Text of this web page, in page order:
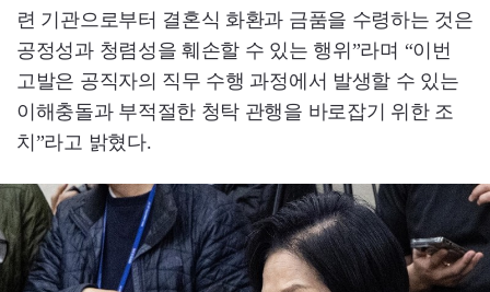
련 기관으로부터 결혼식 화환과 금품을 수령하는 것은
공정성과 청렴성을 훼손할 수 있는 행위”라며 “이번
고발은 공직자의 직무 수행 과정에서 발생할 수 있는
이해충돌과 부적절한 청탁 관행을 바로잡기 위한 조
치”라고 밝혔다.